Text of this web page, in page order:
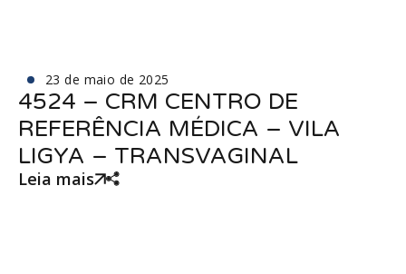
23 de maio de 2025
4524 – CRM CENTRO DE
REFERÊNCIA MÉDICA – VILA
LIGYA – TRANSVAGINAL
Leia mais